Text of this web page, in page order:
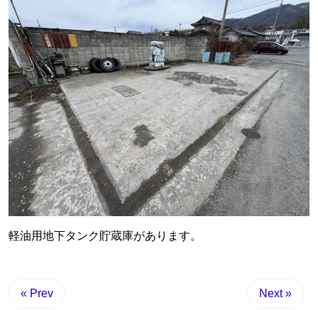
軽油用地下タンク貯蔵庫があります。
« Prev Next »